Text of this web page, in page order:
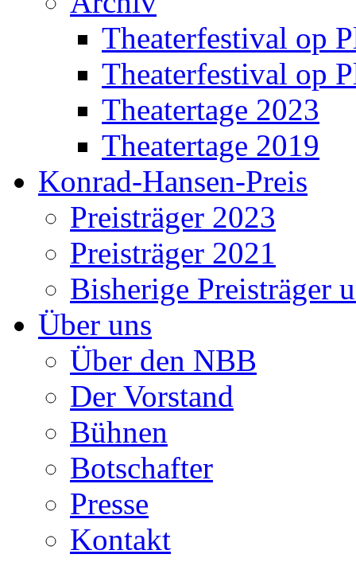
Theaterfestival op
Theaterfestival op
Theatertage 2023
Theatertage 2019
Konrad-Hansen-Preis
Preisträger 2023
Preisträger 2021
Bisherige Preisträger
Über uns
Über den NBB
Der Vorstand
Bühnen
Botschafter
Presse
Kontakt